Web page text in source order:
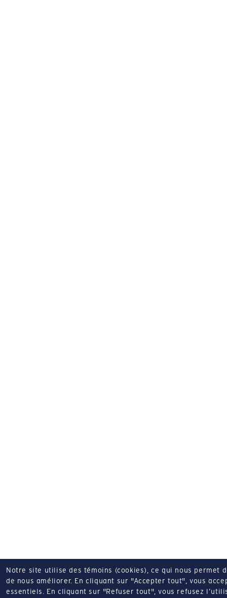
Notre site utilise des témoins (cookies), ce qui nous permet
de nous améliorer. En cliquant sur "Accepter tout", vous
essentiels.
En cliquant sur "Refuser tout", vous refusez